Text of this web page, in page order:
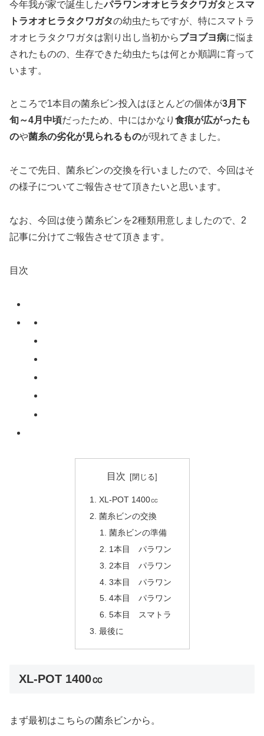
今年我が家で誕生したパラワンオオヒラタクワガタ と スマ
トラオオヒラタクワガタの幼虫たちですが、特にスマトラ
オオヒラタクワガタは割り出し当初からブヨブヨ病に悩ま
されたものの、生存できた幼虫たちは何とか順調に育って
います。
ところで1本目の菌糸ビン投入はほとんどの個体が3月下
旬～4月中頃だったため、中にはかなり 食痕が広がったも
のや菌糸の劣化が見られるものが現れてきました。
そこで先日、菌糸ビンの交換を行いましたので、今回はそ
の様子についてご報告させて頂きたいと思います。
なお、今回は使う菌糸ビンを2種類用意しましたので、2
記事に分けてご報告させて頂きます。
目次
目次
XL-POT 1400㏄
菌糸ビンの交換
菌糸ビンの準備
1本目 パラワン
2本目 パラワン
3本目 パラワン
4本目 パラワン
5本目 スマトラ
最後に
XL-POT 1400㏄
まず最初はこちらの菌糸ビンから。